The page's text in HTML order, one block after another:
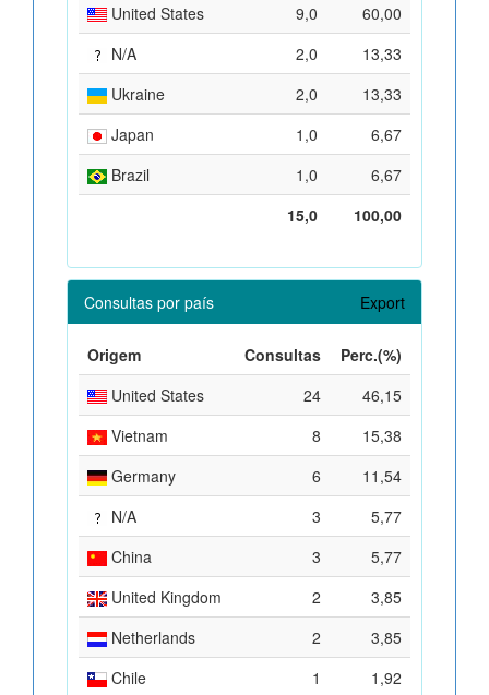
United States
9,0
60,00
N/A
2,0
13,33
Ukraine
2,0
13,33
Japan
1,0
6,67
Brazil
1,0
6,67
15,0
100,00
Consultas por país Export
Origem Consultas
Perc.(%)
United States
24
46,15
Vietnam
8
15,38
Germany
6
11,54
N/A
3
5,77
China
3
5,77
United Kingdom
2
3,85
Netherlands
2
3,85
Chile
1
1,92